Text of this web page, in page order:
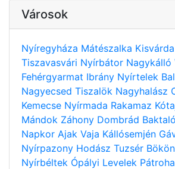
Városok
Nyíregyháza Mátészalka Kisvárda
Tiszavasvári Nyírbátor Nagykálló
Fehérgyarmat Ibrány Nyírtelek
Nagyecsed Tiszalök Nagyhalász
Kemecse Nyírmada Rakamaz
Mándok Záhony Dombrád
Napkor Ajak Vaja Kállósemjén
Nyírpazony Hodász Tuzsér
Nyírbéltek Ópályi Levelek Pátroha